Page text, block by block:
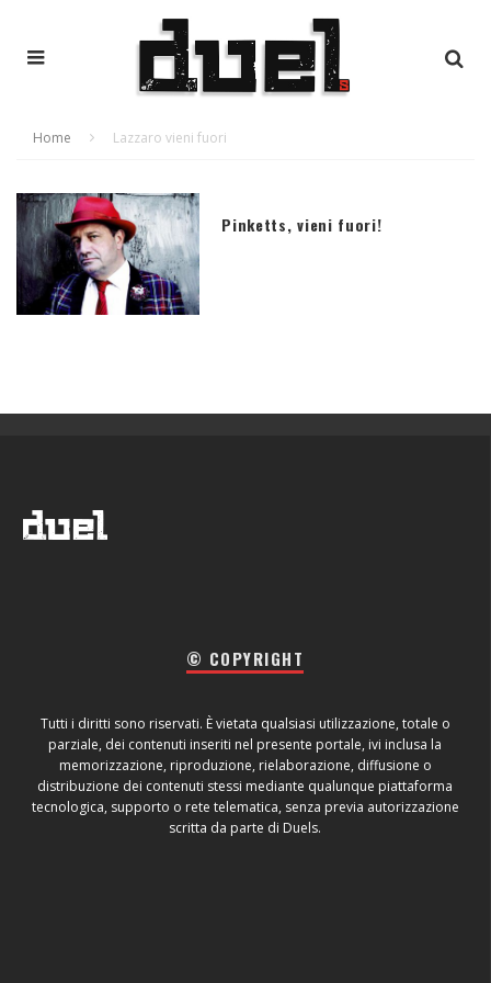
Home Lazzaro vieni fuori
Pinketts, vieni fuori!
© COPYRIGHT
Tutti i diritti sono riservati. È vietata qualsiasi utilizzazione, totale o
parziale, dei contenuti inseriti nel presente portale, ivi inclusa la
memorizzazione, riproduzione, rielaborazione, diffusione o
distribuzione dei contenuti stessi mediante qualunque piattaforma
tecnologica, supporto o rete telematica, senza previa autorizzazione
scritta da parte di Duels.